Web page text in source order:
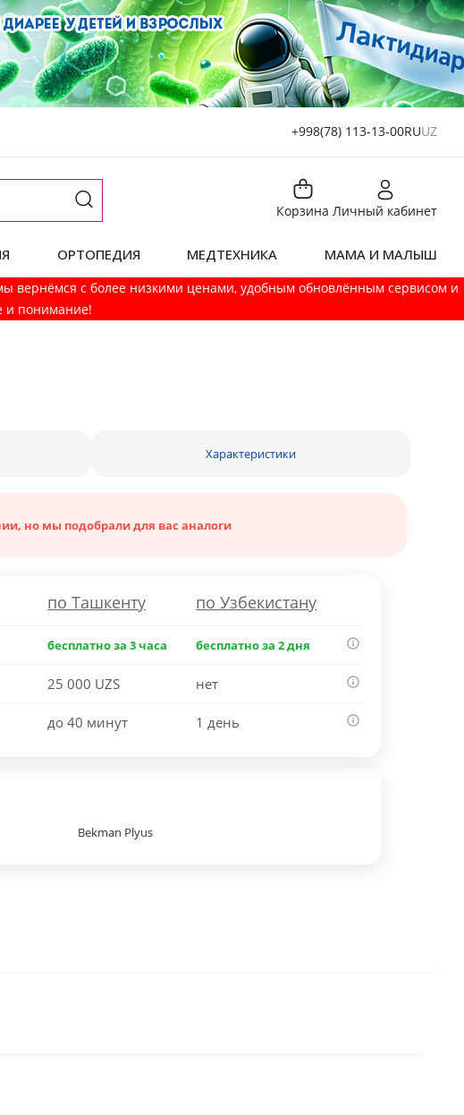
+998(78) 113-13-00RUUZ
Корзина Личный кабинет
ОРТОПЕДИЯ МЕДТЕХНИКА МАМА И МАЛЫШ
вернёмся с более низкими ценами, удобным обновлённым сервисом и
и понимание!
Характеристики
но мы подобрали для вас аналоги
по Ташкенту по Узбекистану
бесплатно за 3 часа бесплатно за 2 дня
25 000 UZS нет
до 40 минут 1 день
Bekman Plyus